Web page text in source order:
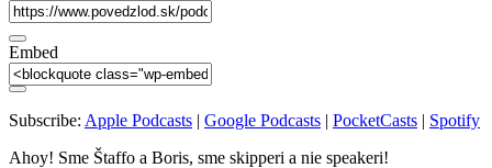
Embed
Subscribe: Apple Podcasts | Google Podcasts | PocketCasts | Spotify
Ahoy! Sme Štaffo a Boris, sme skipperi a nie speakeri!